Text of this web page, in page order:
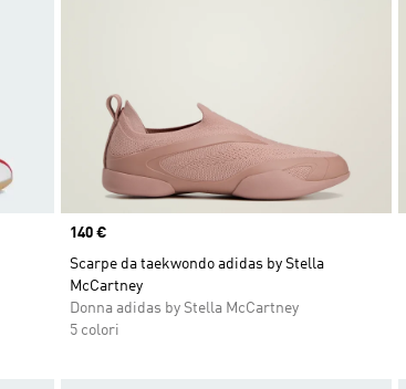
Price
140 €
Scarpe da taekwondo adidas by Stella
McCartney
Donna adidas by Stella McCartney
5 colori